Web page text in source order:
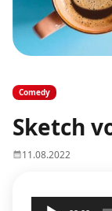
Comedy
Sketch
11.08.2022
Audio-